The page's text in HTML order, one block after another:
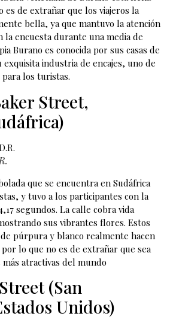
es de extrañar que los viajeros la
bella, ya que mantuvo la atención
la encuesta durante una media de
Burano es conocida por sus casas de
industria de encajes, uno de
los turistas.
Street,
que se encuentra en Sudáfrica
y tuvo a los participantes con la
segundos. La calle cobra vida
sus vibrantes flores. Estos
púrpura y blanco realmente hacen
lo que no es de extrañar que sea
atractivas del mundo
(San
Unidos)